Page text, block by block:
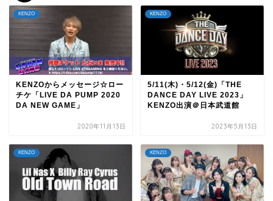
KENZO
KENZOからメッセージ☆ロー
チケ「LIVE DA PUMP 2020
DA NEW GAME」
2020年11月13日
KENZO
5/11(木)・5/12(金)「THE
DANCE DAY LIVE 2023」
KENZO出演＠日本武道館
2023年5月13日
KENZO KENZO